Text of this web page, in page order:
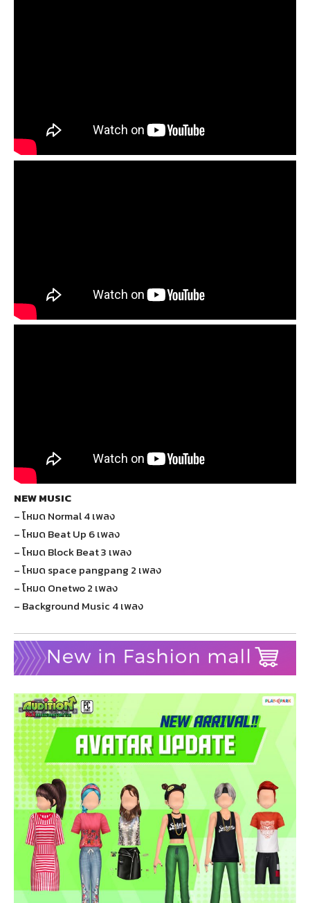
NEW MUSIC
– โหมด Normal 4 เพลง
– โหมด Beat Up 6 เพลง
– โหมด Block Beat 3 เพลง
– โหมด space pangpang 2 เพลง
– โหมด Onetwo 2 เพลง
– Background Music 4 เพลง